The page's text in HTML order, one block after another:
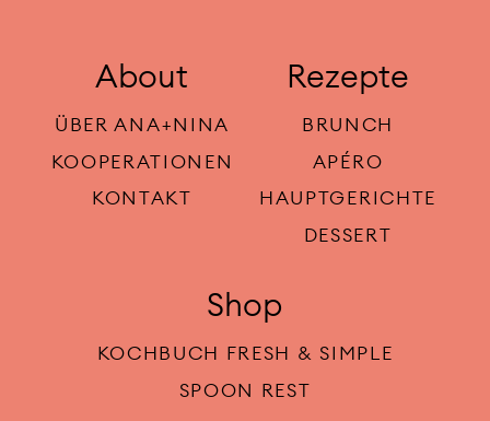
About
ÜBER ANA+NINA
KOOPERATIONEN
KONTAKT
Rezepte
BRUNCH
APÉRO
HAUPTGERICHTE
DESSERT
Shop
KOCHBUCH FRESH & SIMPLE
SPOON REST